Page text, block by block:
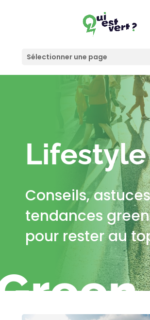
Sélectionner une page
Lifestyle
Conseils,
tendances
pour rester au